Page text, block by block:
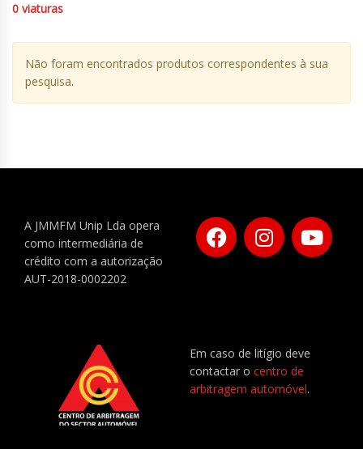
0 viaturas
Não foram encontrados produtos correspondentes à sua
pesquisa.
A JMMFM Unip Lda opera
como intermediária de
crédito com a autorização
AUT-2018-0002202
Em caso de litígio deve
contactar o centro de
arbitragem automóvel.